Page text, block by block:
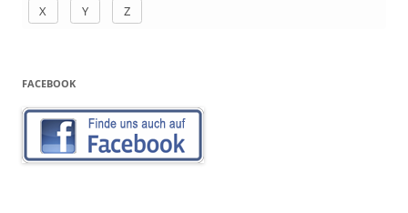
X Y Z
FACEBOOK